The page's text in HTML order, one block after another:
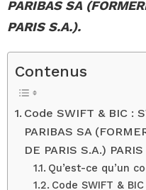
PARIBAS SA
PARIS S.A.).
Contenus
Code SWIFT & BIC :
PARIBAS SA
DE PARIS S.A.)
Qu’est-ce qu’un
Code SWIFT &